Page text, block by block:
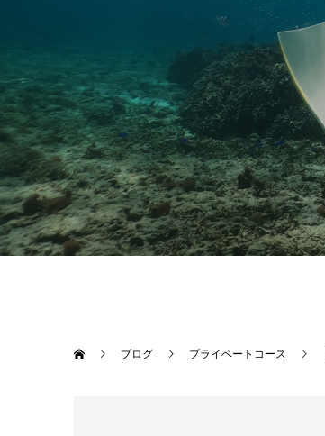
ブログ プライベートコース